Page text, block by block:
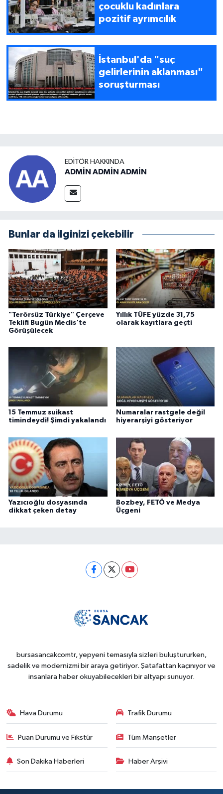
çocuklu kadınlara
pozitif ayrımcılık
İstanbul'da "suç
gelirlerinin aklanması"
soruşturması
EDITÖR HAKKINDA
ADMİN ADMİN ADMİN
Bunlar da ilginizi çekebilir
"Terörsüz Türkiye" Çerçeve
Teklifi Bugün Meclis'te
Görüşülecek
Yıllık TÜFE yüzde 31,75
olarak kayıtlara geçti
15 Temmuz suikast
timindeydi! Şimdi yakalandı
Numaralar rastgele değil
hiyerarşiyi gösteriyor
Yazıcıoğlu dosyasında
dikkat çeken detay
Bozbey, FETÖ ve Medya
Üçgeni
bursasancakcomtr, yepyeni temasıyla sizleri buluştururken,
sadelik ve modernizmi bir araya getiriyor. Şatafattan kaçınıyor ve
insanlara haber okuyabilecekleri bir altyapı sunuyor.
Hava Durumu Trafik Durumu
Puan Durumu ve Fikstür Tüm Manşetler
Son Dakika Haberleri Haber Arşivi